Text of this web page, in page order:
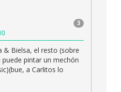
3
& Bielsa, el resto (sobre
pintar un mechón
a Carlitos lo